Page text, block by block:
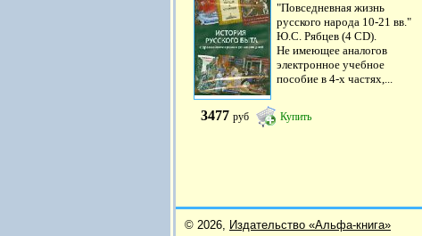
"Повседневная жизнь
русского народа 10-21 вв."
Ю.С. Рябцев (4 CD).
Не имеющее аналогов
электронное учебное
пособие в 4-х частях,...
3477 руб Купить
© 2026, Издательство «Альфа-книга»